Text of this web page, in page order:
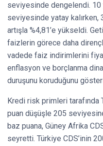
seviyesinde dengelendi. 10
seviyesinde yatay kalırken,
artışla %4,81’e yükseldi.
faizlerin görece daha
vadede faiz indirimlerini
enflasyon ve borçlanma
duruşunu koruduğunu
Kredi risk primleri tarafında
puan düşüşle 205
baz puana, Güney Afrika
seyretti. Türkiye CDS’inin